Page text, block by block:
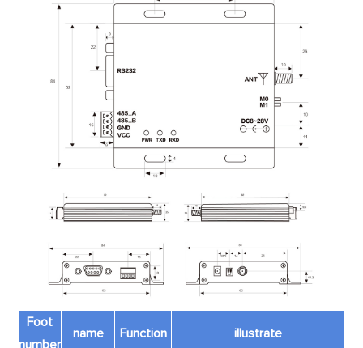
Foot
number
name Function illustrate